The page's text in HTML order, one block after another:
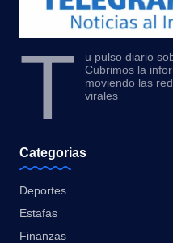
T
u pulso diario
Cubrimos la
moviendo las
virales
Categorias
Deportes
Estafas
Finanzas